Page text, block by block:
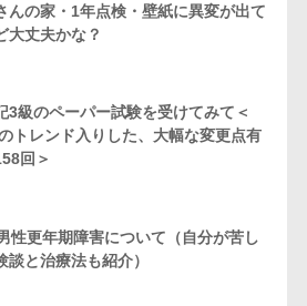
んの家・1年点検・壁紙に異変が出て
大丈夫かな？
3級のペーパー試験を受けてみて＜
トレンド入りした、大幅な変更点有
回＞
性更年期障害について（自分が苦し
談と治療法も紹介）